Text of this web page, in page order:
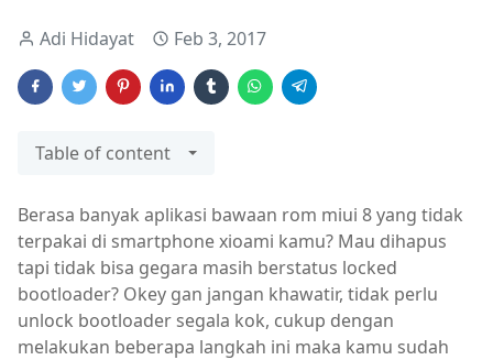
Adi Hidayat Feb 3, 2017
Table of content
Berasa banyak aplikasi bawaan rom miui 8 yang tidak
terpakai di smartphone xioami kamu? Mau dihapus
tapi tidak bisa gegara masih berstatus locked
bootloader? Okey gan jangan khawatir, tidak perlu
unlock bootloader segala kok, cukup dengan
melakukan beberapa langkah ini maka kamu sudah